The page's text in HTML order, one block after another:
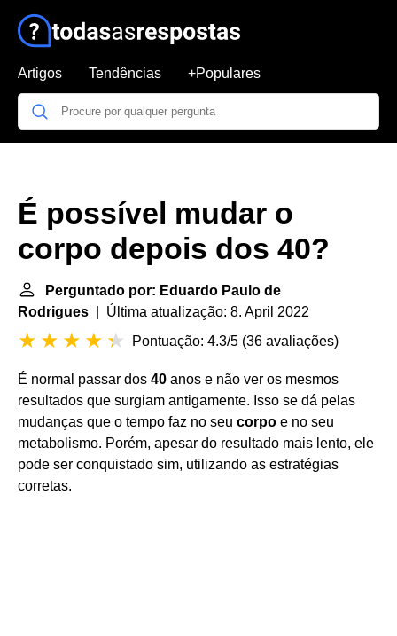
Artigos Tendências +Populares
É possível mudar o
corpo depois dos 40?
Perguntado por: Eduardo Paulo de
Rodrigues | Última atualização: 8. April 2022
Pontuação: 4.3/5 (36 avaliações)
É normal passar dos 40 anos e não ver os mesmos
resultados que surgiam antigamente. Isso se dá pelas
mudanças que o tempo faz no seu corpo e no seu
metabolismo. Porém, apesar do resultado mais lento, ele
pode ser conquistado sim, utilizando as estratégias
corretas.